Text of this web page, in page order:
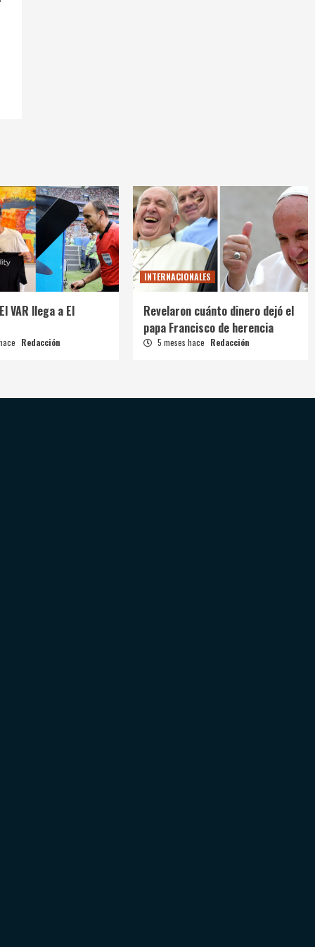
VAR llega a El
Redacción
INTERNACIONALES
Revelaron cuánto dinero dejó el
papa Francisco de herencia
5 meses hace Redacción